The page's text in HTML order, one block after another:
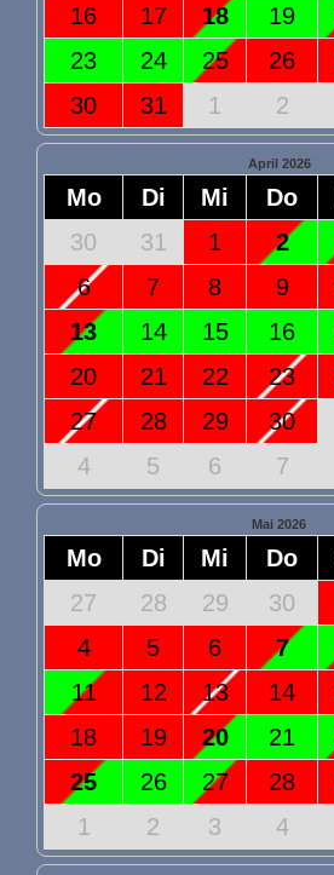
16
17 18 19
23
24 25 26
30
31 1 2
April 2026
Mo Di Mi Do
30
31 1 2
6
7 8 9
13
14 15 16
20
21 22 23
27
28 29 30
4
5 6 7
Mai 2026
Mo Di Mi Do
27
28 29 30
4
5 6 7
11
12 13 14
18
19 20 21
25
26 27 28
1
2 3 4